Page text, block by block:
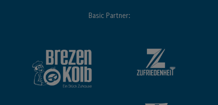
Basic Partner: